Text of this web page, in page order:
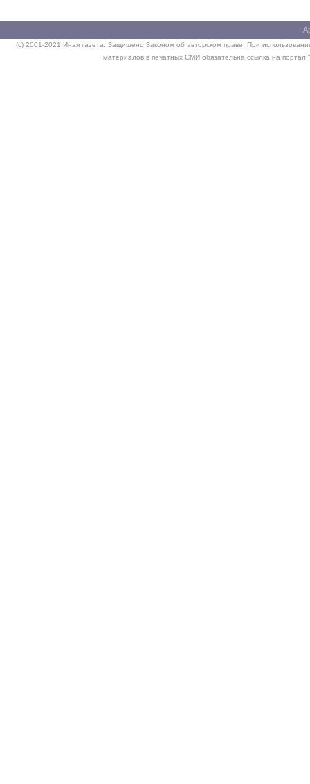
(c) 2001-2021 Иная газета. Защищено Законом об авторском праве. При
материалов в печатных СМИ обязательна ссылка на